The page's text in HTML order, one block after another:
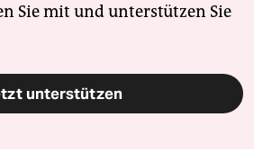
Sie mit und unterstützen Sie
unterstützen